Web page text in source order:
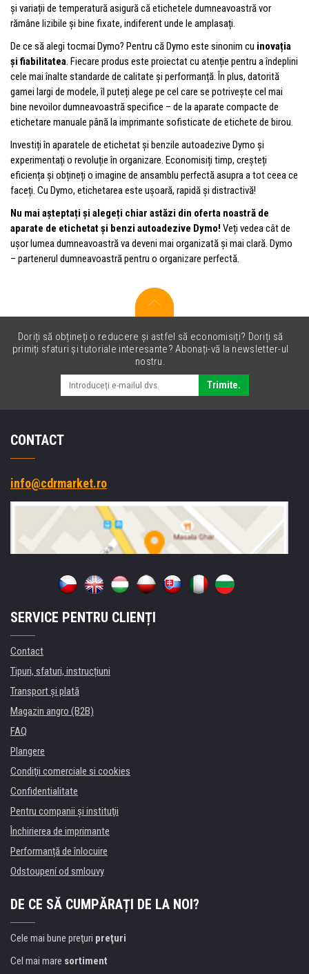
și variații de temperatură asigură că etichetele dumneavoastră vor
rămâne lizibile și bine fixate, indiferent unde le amplasați.
De ce să alegi tocmai Dymo? Pentru că Dymo este sinonim cu inovația
și fiabilitatea. Fiecare produs este proiectat cu atenție pentru a îndeplini
cele mai înalte standarde de calitate și performanță. În plus, datorită
gamei largi de modele, îl puteți alege pe cel care se potrivește cel mai
bine nevoilor dumneavoastră specifice – de la aparate compacte de
etichetare manuale până la imprimante sofisticate de etichete de birou.
Investiți în aparatele de etichetat și benzile autoadezive Dymo și
experimentați o revoluție în organizare. Economisiți timp, creșteți
eficiența și obțineți o imagine de ansamblu perfectă asupra a tot ceea ce
faceți. Cu Dymo, etichetarea este ușoară, rapidă și distractivă!
Nu mai așteptați și alegeți chiar astăzi din oferta noastră de
aparate de etichetat și benzi autoadezive Dymo! Veți vedea cât de
ușor lumea dumneavoastră va deveni mai organizată și mai clară. Dymo
– partenerul dumneavoastră pentru o organizare perfectă.
Doriți să obțineți o reducere și astfel să economisiți? Doriți să
primiți sfaturi și tutoriale interesante? Abonați-vă la newsletter-ul
nostru.
Trimite.
CONTACT
info@cdrmarket.ro
SERVICE PENTRU CLIENȚI
Contact
Tipuri, sfaturi, instrucțiuni
Transport şi plată
Magazin angro (B2B)
FAQ
Plangere
Condiţii comerciale si cookies
Confidentialitate
Pentru companii și instituţii
Închirierea de imprimante
Performanță de înlocuire
Odstoupení od smlouvy
DE CE SĂ CUMPĂRAȚI DE LA NOI?
Cele mai bune preţuri preţuri
Cel mai mare sortiment